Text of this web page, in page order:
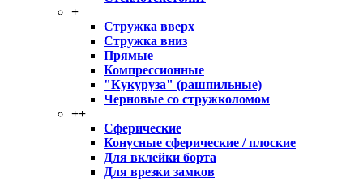
+
Стружка вверх
Стружка вниз
Прямые
Компрессионные
"Кукуруза" (рашпильные)
Черновые со стружколомом
++
Сферические
Конусные сферические / плоские
Для вклейки борта
Для врезки замков